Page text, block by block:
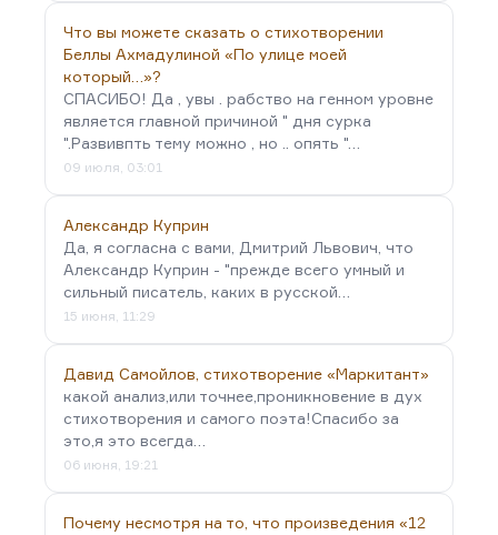
Что вы можете сказать о стихотворении
Беллы Ахмадулиной «По улице моей
который…»?
СПАСИБО! Да , увы . рабство на генном уровне
является главной причиной " дня сурка
".Развивпть тему можно , но .. опять "…
09 июля, 03:01
Александр Куприн
Да, я согласна с вами, Дмитрий Львович, что
Александр Куприн - "прежде всего умный и
сильный писатель, каких в русской…
15 июня, 11:29
Давид Самойлов, стихотворение «Маркитант»
какой анализ,или точнее,проникновение в дух
стихотворения и самого поэта!Спасибо за
это,я это всегда…
06 июня, 19:21
Почему несмотря на то, что произведения «12